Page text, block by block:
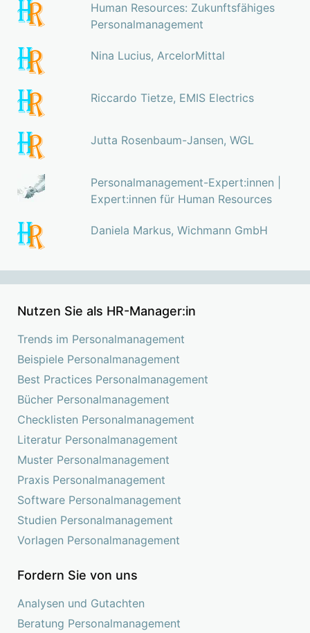
Human Resources: Zukunftsfähiges
Personalmanagement
Nina Lucius, ArcelorMittal
Riccardo Tietze, EMIS Electrics
Jutta Rosenbaum-Jansen, WGL
Personalmanagement-Expert:innen |
Expert:innen für Human Resources
Daniela Markus, Wichmann GmbH
Nutzen Sie als HR-Manager:in
Trends im Personalmanagement
Beispiele Personalmanagement
Best Practices Personalmanagement
Bücher Personalmanagement
Checklisten Personalmanagement
Literatur Personalmanagement
Muster Personalmanagement
Praxis Personalmanagement
Software Personalmanagement
Studien Personalmanagement
Vorlagen Personalmanagement
Fordern Sie von uns
Analysen und Gutachten
Beratung Personalmanagement